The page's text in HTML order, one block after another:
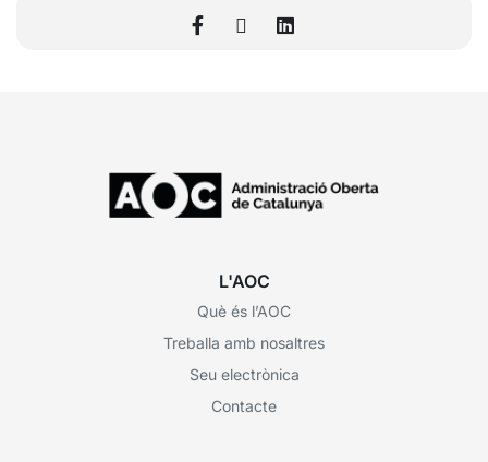
L'AOC
Què és l’AOC
Treballa amb nosaltres
Seu electrònica
Contacte